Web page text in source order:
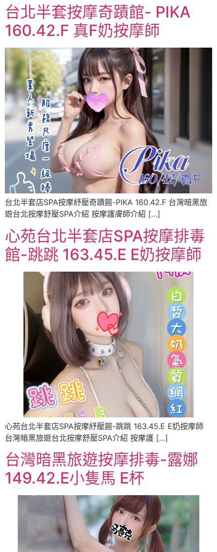
台北半套按摩奇蹟館- PIKA
160.42.F 真F奶按摩師
台北半套店SPA按摩紓壓奇蹟館-PIKA 160.42.F 台灣暗黑旅
遊台北按摩舒壓SPA介紹 按摩護膚師介紹 […]
心苑台北半套店SPA按摩排毒
館-跳跳 163.45.E E奶按摩師
心苑台北半套店SPA按摩紓壓館-跳跳 163.45.E E奶按摩師
台灣暗黑旅遊台北按摩舒壓SPA介紹 按摩護 […]
台灣暗黑旅遊按摩排毒-露娜
149.42.E小隻馬 E杯